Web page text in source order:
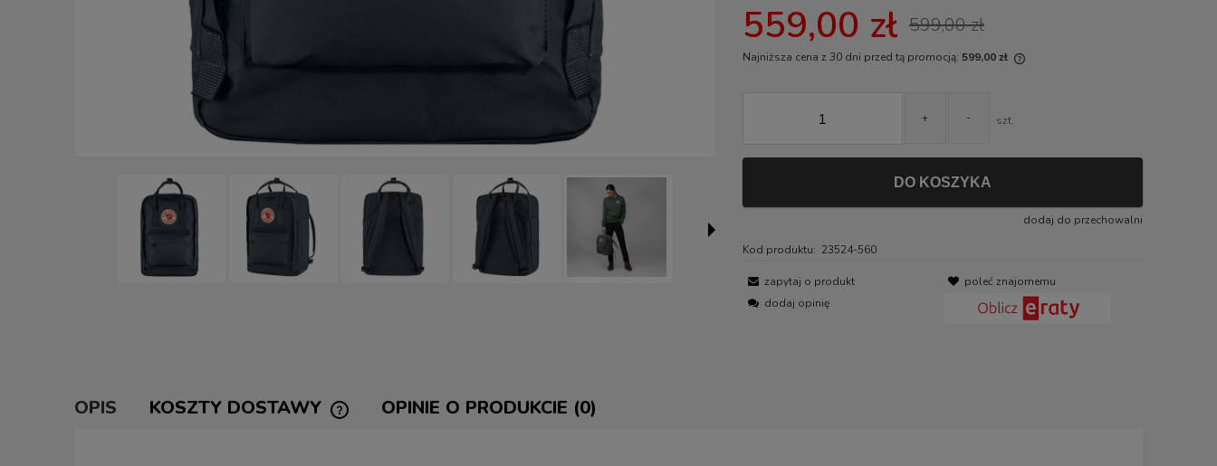
559,00 zł 599,00 zł
Najniższa cena z 30 dni przed tą promocją: 599,00 zł
30 dni, wyświetlana jest najniższa cena od
+ - szt.
DO KOSZYKA
dodaj do przechowalni
Kod produktu: 23524-560
zapytaj o produkt
poleć znajomemu
dodaj opinię
OPIS KOSZTY DOSTAWY OPINIE O PRODUKCIE (0)